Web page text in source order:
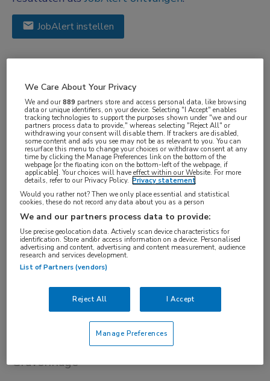
JobAlert instellen
Eergisteren
Ouderenpsychiater
GGz Centraal, Almere
FUNCTIE
Psychiater
BRANCHE
GGZ
OPLEIDINGSNIVEAU
WO
DIENSTVERBAND
07-08-2026
Medisch Student
Haaglanden Medisch Centrum
Gravenhage
We Care About Your Privacy
We and our889 partners store and access personal data, like browsing
data or unique identifiers, on your device. Selecting "I Accept" enables
tracking technologies to support the purposes shown under "we and our
partners process data to provide," whereas selecting "Reject All" or
withdrawing your consent will disable them. If trackers are disabled,
some content and ads you see may not be as relevant to you. You can
resurface this menu to change your choices or withdraw consent at any
time by clicking the Manage Preferences link on the bottom of the
webpage [or the floating icon on the bottom-left of the webpage, if
applicable]. Your choices will have effect within our Website. For more
details, refer to our Privacy Policy. Privacy statement
Would you rather not? Then we only place essential and statistical
cookies, these do not record any data about you as a person
We and our partners process data to provide:
Use precise geolocation data. Actively scan device characteristics for
identification. Store and/or access information on a device. Personalised
advertising and content, advertising and content measurement, audience
research and services development.
List of Partners (vendors)
Reject All I Accept
Manage Preferences